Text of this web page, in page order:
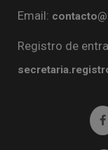
Email:
Registro de